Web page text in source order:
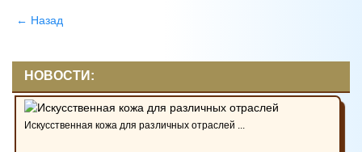
НОВОСТИ:
Искусственная кожа для различных отраслей ...
← Назад